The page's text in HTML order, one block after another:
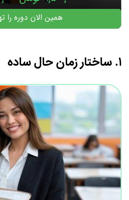
همین الان دوره را
۱. ساختار زمان حال ساده